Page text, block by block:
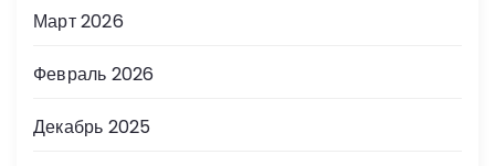
Март 2026
Февраль 2026
Декабрь 2025